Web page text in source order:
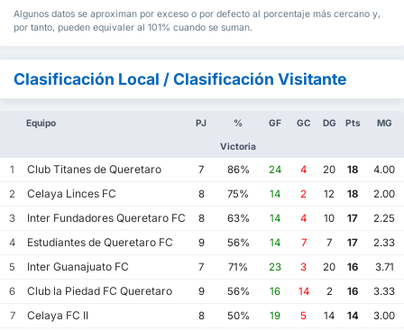
Algunos datos se aproximan por exceso o por defecto al porcentaje más cercano y,
por tanto, pueden equivaler al 101% cuando se suman.
Clasificación Local / Clasificación Visitante
Equipo PJ %
Victoria
GF GC DG Pts MG
1 Club Titanes de Queretaro 7 86% 24 4 20 18
4.00
2
Celaya Linces FC 8 75% 14 2 12 18
2.00
3
Inter Fundadores Queretaro FC 8 63% 14 4 10 17
2.25
4
Estudiantes de Queretaro FC 9 56% 14 7 7 17
2.33
5
Inter Guanajuato FC 7 71% 23 3 20 16
3.71
6
Club la Piedad FC Queretaro 9 56% 16 14 2 16
3.33
7
Celaya FC II 8 50% 19 5 14 14
3.00